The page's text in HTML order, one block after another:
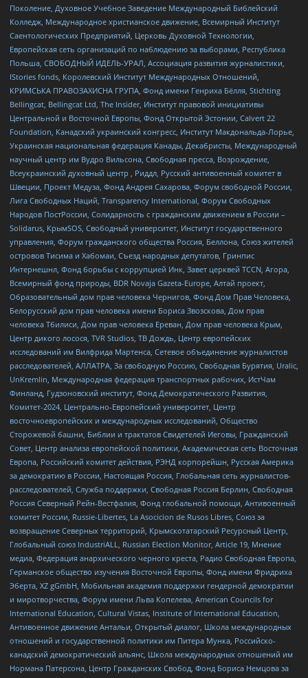
Поколение, Духовное Учебное Заведение Международный Библейский
Колледж, Международное христианское движение, Всемирный Институт
Саентологических Предприятий, Церковь Духовной Технологии,
Европейская сеть организаций по наблюдению за выборами, Республика
Польша, СВОБОДНЫЙ ИДЕЛЬ-УРАЛ, Ассоциация развития журналистики,
IStories fonds, Королевский Институт Международных Отношений,
КРИМСЬКА ПРАВОЗАХИСНА ГРУПА, Фонд имени Генриха Бёлля, Stichting
Bellingcat, Bellingcat Ltd, The Insider, Институт правовой инициативы
Центральной и Восточной Европы, Фонд Открытой Эстонии, Calvert 22
Foundation, Канадский украинский конгресс, Институт Макдональда-Лорье,
Украинская национальная федерация Канады, Декабристы, Международный
научный центр им Вудро Вильсона, Свободная пресса, Возрождение,
Всеукраинский духовный центр , Риддл, Русский антивоенный комитет в
Швеции, Проект Медуза, Фонд Андрея Сахарова, Форум свободной России,
Лига Свободных Наций, Transparеncy International, Форум Свободных
Народов ПостРоссии, Солидарность с гражданским движением в России –
Solidarus, КрымSOS, Свободный университет, Институт государственного
управления, Форум гражданского общества Россия, Беллона, Союз жителей
островов Тисима и Хабомаи, Съезд народных депутатов, Гринпис
Интернешнл, Фонд борьбы с коррупцией Инк, Завет церквей TCCN, Агора,
Всемирный фонд природы, BDR Novaja Gazeta-Europe, Алтай проект,
Образовательный дом прав человека Чернигов, Фонд Дом Прав Человека,
Белорусский дом прав человека имени Бориса Звозскова, Дом прав
человека Тбилиси, Дом прав человека Ереван, Дом прав человека Крым,
Центр дикого лосося, TVR Studios, ТВ Дождь, Центр европейских
исследований им Вилфрида Мартенса, Сетевое объединение журналистов
расследователей, АЛЛАТРА, За свободную Россию, Свободная Бурятия, Uralic,
UnKremlin, Международная федерация транспортных рабочих, ИстЧам
Финланд, Гудзоновский институт, Фонд Демократического Развития,
Комитет-2024, Центрально-Европейский университет, Центр
восточноевропейских и международных исследований, Общество
Сторожевой башни, Библии и трактатов Свидетелей Иеговы, Гражданский
Совет, Центр анализа европейской политики, Академическая сеть Восточная
Европа, Российский комитет действия, РЭНД корпорейшн, Русская Америка
за демократию в России, Настоящая Россия, Глобальная сеть журналистов-
расследователей, Служба поддержки, Свободная Россия Берлин, Свободная
Россия Северный Рейн-Вестфалия, Фонд глобальной помощи, Антивоенный
комитет России, Russie-Libertes, La Asocicion de Rusos Libres, Союз за
возвращение Северных территорий, Крымскотатарский Ресурсный Центр,
Глобальный союз IndustriALL, Russian Election Monitor, Article 19, Мнение
медиа, Федерация анархического черного креста, Радио Свободная Европа,
Германское общество изучения Восточной Европы, Фонд имени Фридриха
Эберта, XZ gGmbH, Мобильная академия поддержки гендерной демократии
и миротворчества, Форум имени Льва Копелева, American Councils for
International Education, Cultural Vistas, Institute of International Education,
Антивоенное движение Антальи, Открытый диалог, Школа международных
отношений и государственной политики им Питера Мунка, Российско-
канадский демократический альянс, Школа международных отношений им
Нормана Патерсона, Центр Гражданских Свобод, Фонд Бориса Немцова за